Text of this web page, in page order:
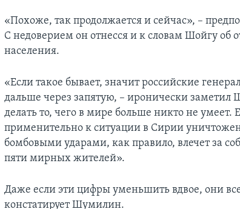
«Похоже, так продолжается и сейчас», –
С недоверием он отнесся и к словам Шойгу об
населения.
«Если такое бывает, значит российские
дальше через запятую, – иронически
делать то, чего в мире больше никто не умеет.
применительно к ситуации в Сирии
бомбовыми ударами, как правило, влечет за
пяти мирных жителей».
Даже если эти цифры уменьшить вдвое, они
констатирует Шумилин.